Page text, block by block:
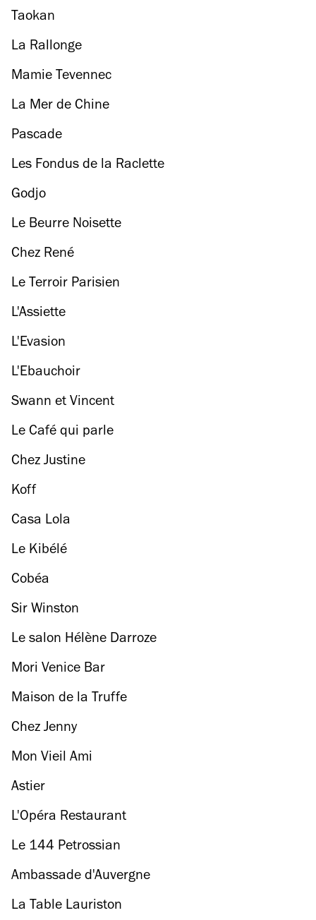
Taokan
La Rallonge
Mamie Tevennec
La Mer de Chine
Pascade
Les Fondus de la Raclette
Godjo
Le Beurre Noisette
Chez René
Le Terroir Parisien
L'Assiette
L'Evasion
L'Ebauchoir
Swann et Vincent
Le Café qui parle
Chez Justine
Koff
Casa Lola
Le Kibélé
Cobéa
Sir Winston
Le salon Hélène Darroze
Mori Venice Bar
Maison de la Truffe
Chez Jenny
Mon Vieil Ami
Astier
L'Opéra Restaurant
Le 144 Petrossian
Ambassade d'Auvergne
La Table Lauriston